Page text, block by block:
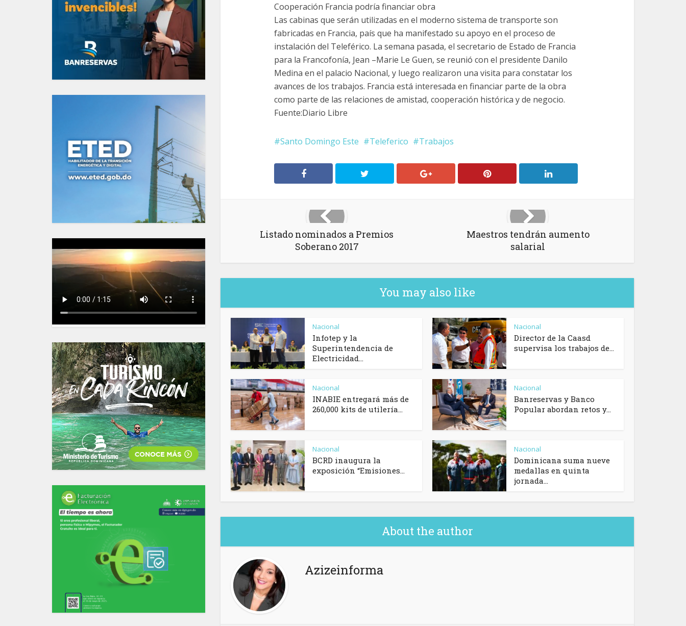
Cooperación Francia podría financiar obra
Las cabinas que serán utilizadas en el moderno sistema de transporte son
fabricadas en Francia, país que ha manifestado su apoyo en el proceso de
instalación del Teleférico. La semana pasada, el secretario de Estado de Francia
para la Francofonía, Jean –Marie Le Guen, se reunió con el presidente Danilo
Medina en el palacio Nacional, y luego realizaron una visita para constatar los
avances de los trabajos. Francia está interesada en financiar parte de la obra
como parte de las relaciones de amistad, cooperación histórica y de negocio.
Fuente:Diario Libre
Santo Domingo Este Teleferico Trabajos
Listado nominados a Premios
Soberano 2017
Maestros tendrán aumento
salarial
You may also like
Nacional
Infotep y la
Superintendencia de
Electricidad...
Nacional
Director de la Caasd
supervisa los trabajos de...
Nacional
INABIE entregará más de
260,000 kits de utilería...
Nacional
Banreservas y Banco
Popular abordan retos y...
Nacional
BCRD inaugura la
exposición “Emisiones...
Nacional
Dominicana suma nueve
medallas en quinta
jornada...
About the author
Azizeinforma